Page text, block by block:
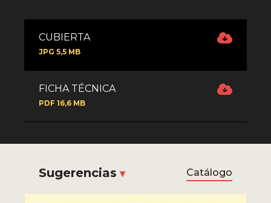
CUBIERTA
JPG 5,5 MB
FICHA TÉCNICA
PDF 16,6 MB
Sugerencias Catálogo